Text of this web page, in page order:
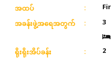
အထပ်
အခန်းဖွဲ့အရေအတွက်
3
ရိုးရိုးအိပ်ခန်း 2